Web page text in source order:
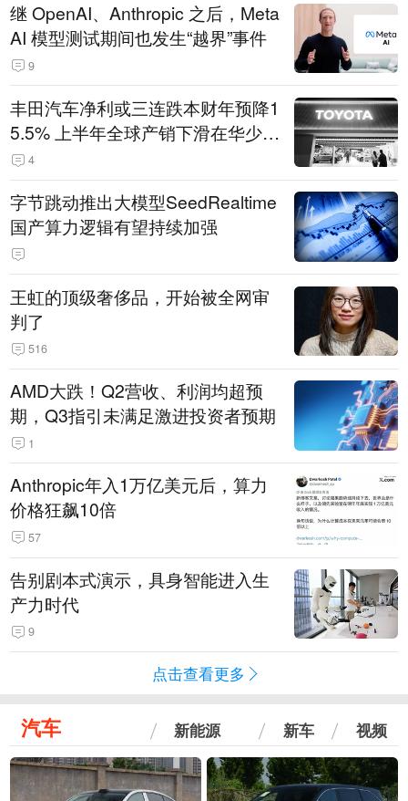
继 OpenAI、Anthropic 之后，Meta
AI 模型测试期间也发生“越界”事件
9
丰田汽车净利或三连跌本财年预降1
5.5% 上半年全球产销下滑在华少卖
14.3万辆
4
字节跳动推出大模型SeedRealtime
国产算力逻辑有望持续加强
王虹的顶级奢侈品，开始被全网审
判了
516
AMD大跌！Q2营收、利润均超预
期，Q3指引未满足激进投资者预期
1
Anthropic年入1万亿美元后，算力
价格狂飙10倍
57
告别剧本式演示，具身智能进入生
产力时代
9
点击查看更多
汽车 新能源 新车 视频